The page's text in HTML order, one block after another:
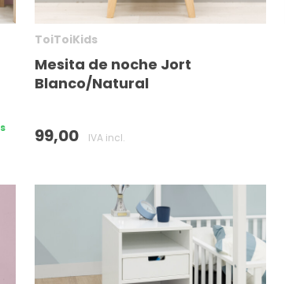
ToiToiKids
Mesita de noche Jort
Blanco/Natural
99,00 IVA incl.